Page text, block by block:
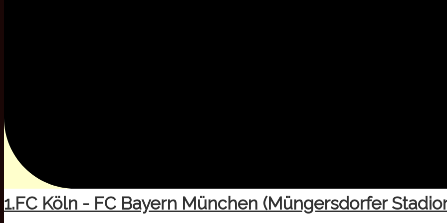
1.FC Köln - FC Bayern München (Müngersdorfer